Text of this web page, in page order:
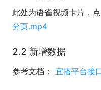
此处为语雀视频卡片，
分页.mp4
2.2 新增数据
参考文档： 宜搭平台接